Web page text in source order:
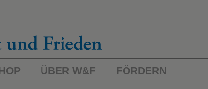
ÜBER W&F FÖRDERN